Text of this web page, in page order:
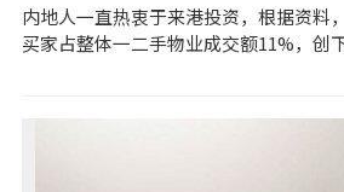
免费装修转介服务
内地人一直热衷于来港投资，根据资料
买家占整体一二手物业成交额11%，创